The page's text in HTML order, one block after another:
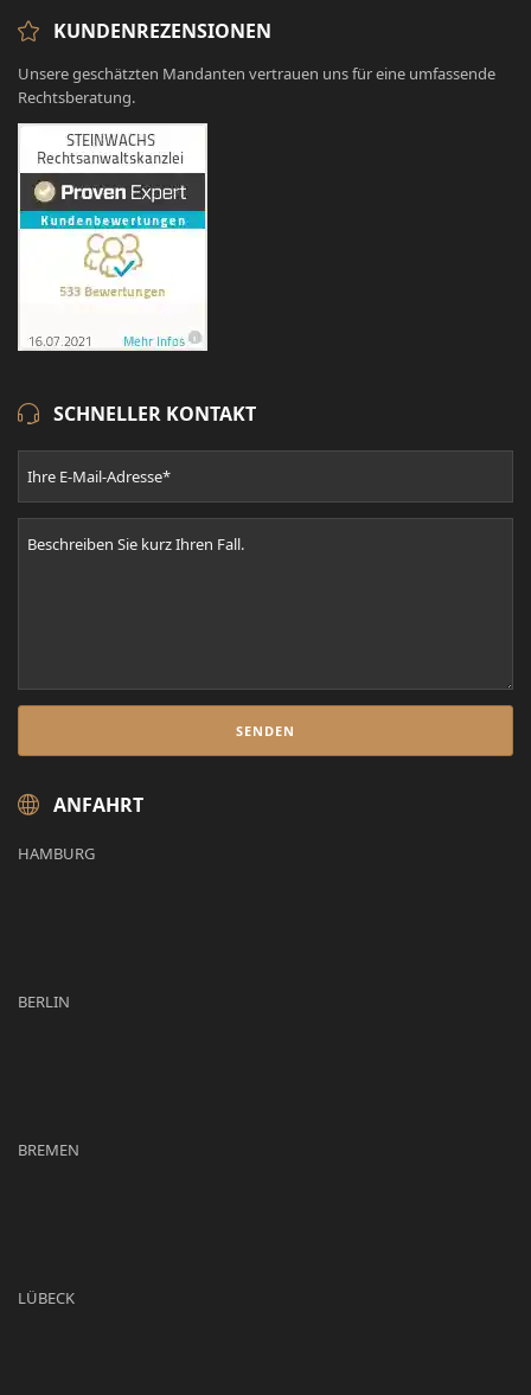
KUNDENREZENSIONEN
Unsere geschätzten Mandanten vertrauen uns für eine umfassende
Rechtsberatung.
SCHNELLER KONTAKT
ANFAHRT
HAMBURG
BERLIN
BREMEN
LÜBECK